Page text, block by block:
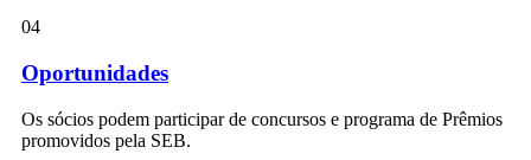
04
Oportunidades
Os sócios podem participar de concursos e programa de Prêmios
promovidos pela SEB.